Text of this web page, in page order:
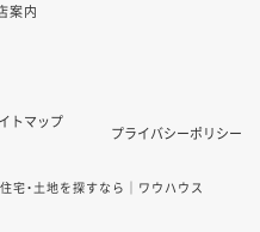
案内
宅・土地を探すなら｜ワウハウス
トマップ
プライバシーポリシー